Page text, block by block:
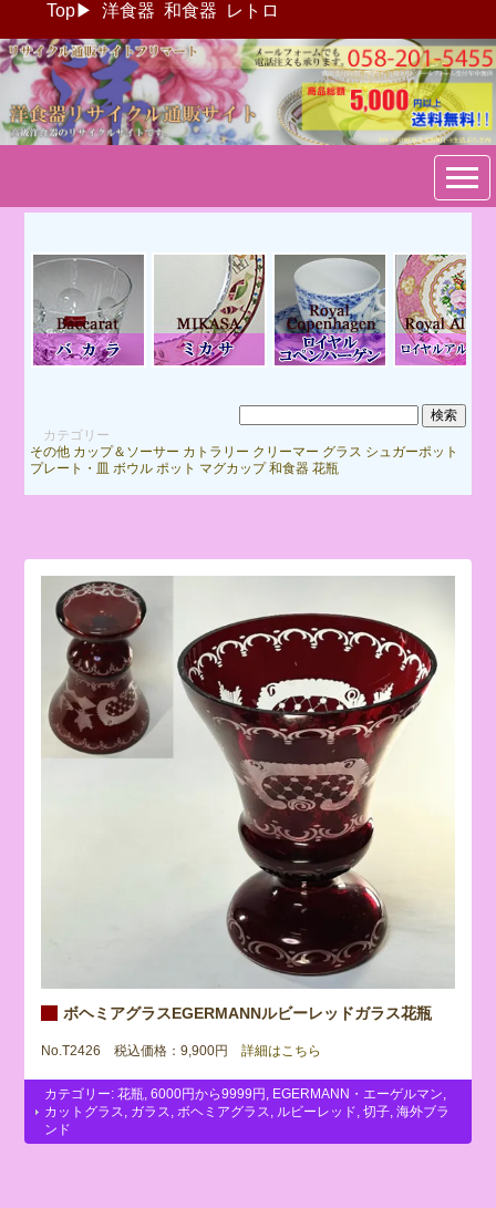
Top▶ 洋食器 和食器 レトロ
ブランド洋食器：リサイクル
通販サイトフリマート
カテゴリー
その他 カップ＆ソーサー カトラリー クリーマー グラス シュガーポット
プレート・皿 ボウル ポット マグカップ 和食器 花瓶
ボヘミアグラスEGERMANNルビーレッドガラス花瓶
No.T2426 税込価格：9,900円 詳細はこちら
カテゴリー:花瓶 ,6000円から9999円 EGERMANN・エーゲルマン
カットグラス
ガラス ボヘミアグラス ルビーレッド ,切子 ,海外ブラ
ンド